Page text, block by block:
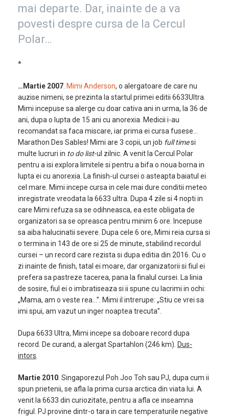
mai departe. Dar, inainte de a va
povesti despre cursa de la Cercul
Polar…
*
…Martie 2007 Mimi Anderson, o alergatoare de care nu
auzise nimeni, se prezinta la startul primei editii 6633Ultra.
Mimi incepuse sa alerge cu doar cativa ani in urma, la 36 de
ani, dupa o lupta de 15 ani cu anorexia. Medicii i-au
recomandat sa faca miscare, iar prima ei cursa fusese…
Marathon Des Sables! Mimi are 3 copii, un job full timesi
multe lucruri in to do list-ul zilnic. A venit la Cercul Polar
pentru a isi explora limitele si pentru a bifa o noua borna in
lupta ei cu anorexia. La finish-ul cursei o asteapta baiatul ei
cel mare. Mimi incepe cursa in cele mai dure conditii meteo
inregistrate vreodata la 6633 ultra. Dupa 4 zile si 4 nopti in
care Mimi refuza sa se odihneasca, ea este obligata de
organizatori sa se opreasca pentru minim 6 ore. Incepuse
sa aiba halucinatii severe. Dupa cele 6 ore, Mimi reia cursa si
o termina in 143 de ore si 25 de minute, stabilind recordul
cursei – un record care rezista si dupa editia din 2016. Cu o
zi inainte de finish, tatal ei moare, dar organizatorii si fiul ei
prefera sa pastreze tacerea, pana la finalul cursei. La linia
de sosire, fiul ei o imbratiseaza si ii spune cu lacrimi in ochi:
„Mama, am o veste rea…”. Mimi il intrerupe: „Stiu ce vrei sa
imi spui, am vazut un inger noaptea trecuta”.
Dupa 6633 Ultra, Mimi incepe sa doboare record dupa
record. De curand, a alergat Spartahlon (246 km). Dus-
intors
Martie 2010 . Singaporezul Poh Joo Toh sau PJ, dupa cum ii
spun prietenii, se afla la prima cursa arctica din viata lui. A
venit la 6633 din curiozitate, pentru a afla ce inseamna
frigul. PJ provine dintr-o tara in care temperaturile negative